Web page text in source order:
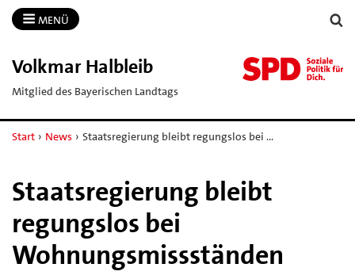
MENÜ
Volkmar Halbleib
Mitglied des Bayerischen Landtags
Start › News › Staatsregierung bleibt regungslos bei …
Staatsregierung bleibt
regungslos bei
Wohnungsmissständen